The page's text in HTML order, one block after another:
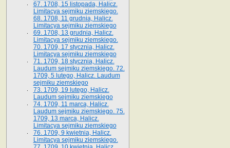
67. 1708, 15 listopada, Halicz.
Limitacya sejmiku ziemskiego.
68. 1708, 11 grudnia, Halicz.
Limitacya sejmiku ziemskiego
69. 1708, 13 grudnia, Halicz.
Limitacya sejmiku ziemskiego.
70. 1709, 17 stycznia, Halicz.
Limitacya sejmiku ziemskiego
71. 1709, 18 stycznia, Halicz.
Laudum sejmiku ziemskiego. 72.
1709, 5 lutego, Halicz. Laudum
sejmiku ziemskiego
73. 1709, 19 lutego, Halicz.
Laudum sejmiku ziemskiego
74. 1709, 11 marca, Halicz.
Laudum sejmiku ziemskiego. 75.
1709, 13 marca, Halicz.
Limitacya sejmiku ziemskiego
76. 1709, 9 kwietnia, Halicz.
Limitacya sejmiku ziemskiego.